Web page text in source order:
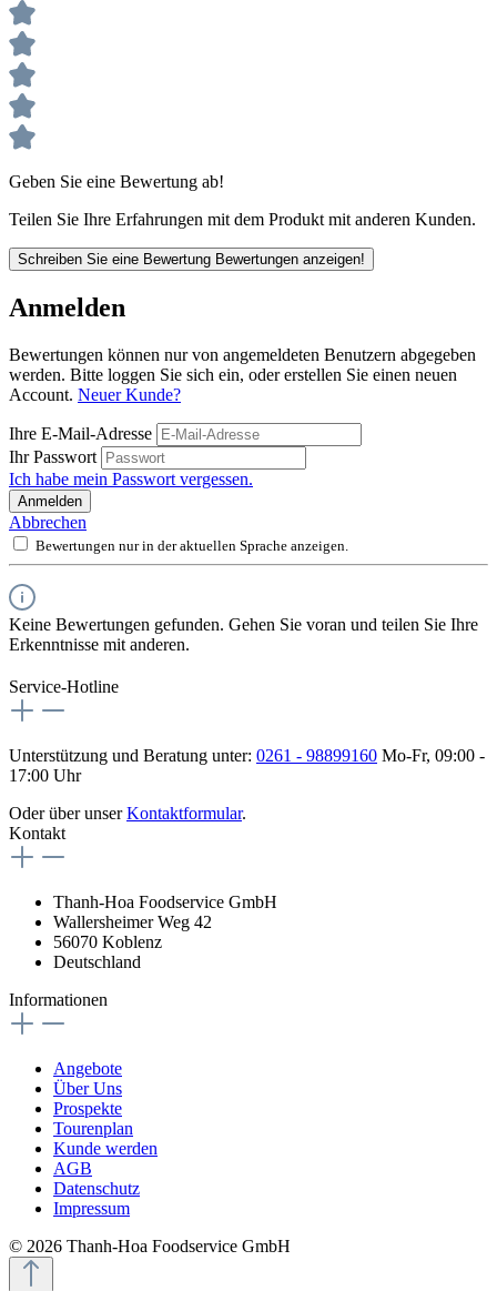
Geben Sie eine Bewertung ab!
Teilen Sie Ihre Erfahrungen mit dem Produkt mit anderen Kunden.
Schreiben Sie eine Bewertung Bewertungen anzeigen!
Anmelden
Bewertungen können nur von angemeldeten Benutzern abgegeben
werden. Bitte loggen Sie sich ein, oder erstellen Sie einen neuen
Account. Neuer Kunde?
Ihre E-Mail-Adresse
Ihr Passwort
Ich habe mein Passwort vergessen.
Anmelden
Abbrechen
Bewertungen nur in der aktuellen Sprache anzeigen.
Keine Bewertungen gefunden. Gehen Sie voran und teilen Sie Ihre
Erkenntnisse mit anderen.
Service-Hotline
Unterstützung und Beratung unter: 0261 - 98899160 Mo-Fr, 09:00 -
17:00 Uhr
Oder über unserKontaktformular.
Kontakt
Thanh-Hoa Foodservice GmbH
Wallersheimer Weg 42
56070 Koblenz
Deutschland
Informationen
Angebote
Über Uns
Prospekte
Tourenplan
Kunde werden
AGB
Datenschutz
Impressum
© 2026 Thanh-Hoa Foodservice GmbH